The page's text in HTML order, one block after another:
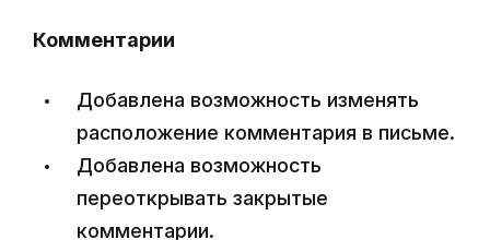
Комментарии
Добавлена возможность изменять
расположение комментария в письме.
Добавлена возможность
переоткрывать закрытые
комментарии.